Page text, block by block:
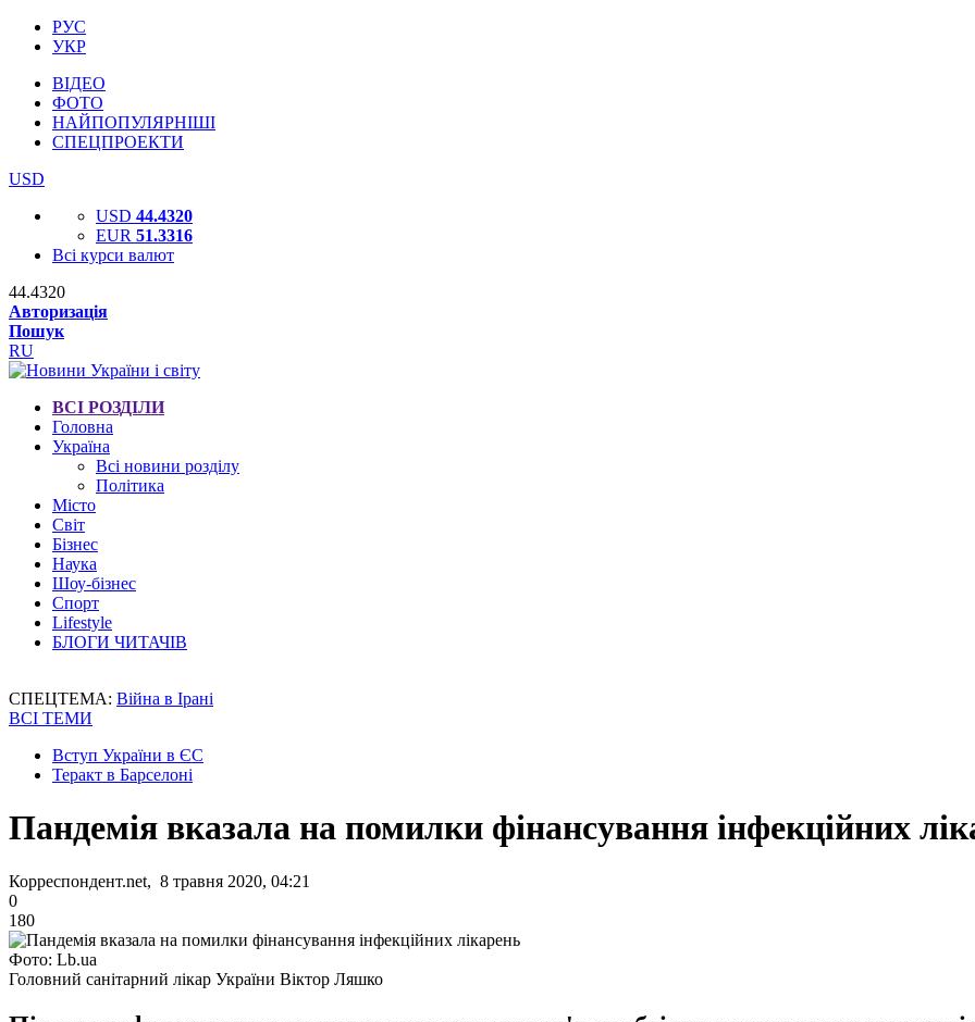
РУС
УКР
ВІДЕО
ФОТО
НАЙПОПУЛЯРНІШІ
СПЕЦПРОЕКТИ
USD
USD 44.4320
EUR 51.3316
Всі курси валют
44.4320
Авторизація
Пошук
RU
ВСІ РОЗДІЛИ
Головна
Україна
Всі новини розділу
Політика
Місто
Світ
Бізнес
Наука
Шоу-бізнес
Спорт
Lifestyle
БЛОГИ ЧИТАЧІВ
СПЕЦТЕМА: Війна в Ірані
ВСІ ТЕМИ
Вступ України в ЄС
Теракт в Барселоні
Пандемія вказала на помилки фінансування інфекційних
Корреспондент.net, 8 травня 2020, 04:21
0
180
Фото: Lb.ua
Головний санітарний лікар України Віктор Ляшко